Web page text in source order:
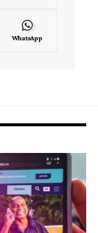
WhatsApp